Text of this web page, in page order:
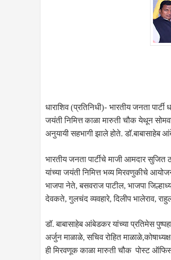
धाराशिव (प्रतिनिधी)- भारतीय जनता
जयंती निमित्त काळा मारुती चौक येथून
अनुयायी सहभागी झाले होते. डॉ.बाबासाहेब
भारतीय जनता पार्टीचे माजी आमदार सुजित
यांच्या जयंती निमित्त भव्य मिरवणुकीचे
भाजपा नेते, बसवराज पाटील, भाजपा
देवकते, गुलचंद व्यवहारे, दिलीप भालेराव,
डॉ. बाबासाहेब आंबेडकर यांच्या प्रतिमेस
अर्जुन माळाळे, सचिव रोहित
ही मिरवणूक काळा मारुती चौक पोस्ट